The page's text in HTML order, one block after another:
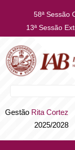
58ª Sessão
13ª Sessão
Gestão Rita Cortez
2025/2028